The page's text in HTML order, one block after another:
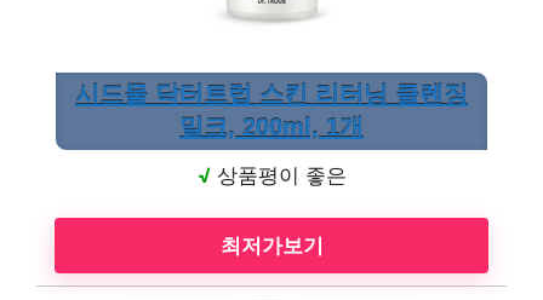
시드물 닥터트럽 스킨 리터닝 클렌징
밀크, 200ml, 1개
√상품평이 좋은
최저가보기